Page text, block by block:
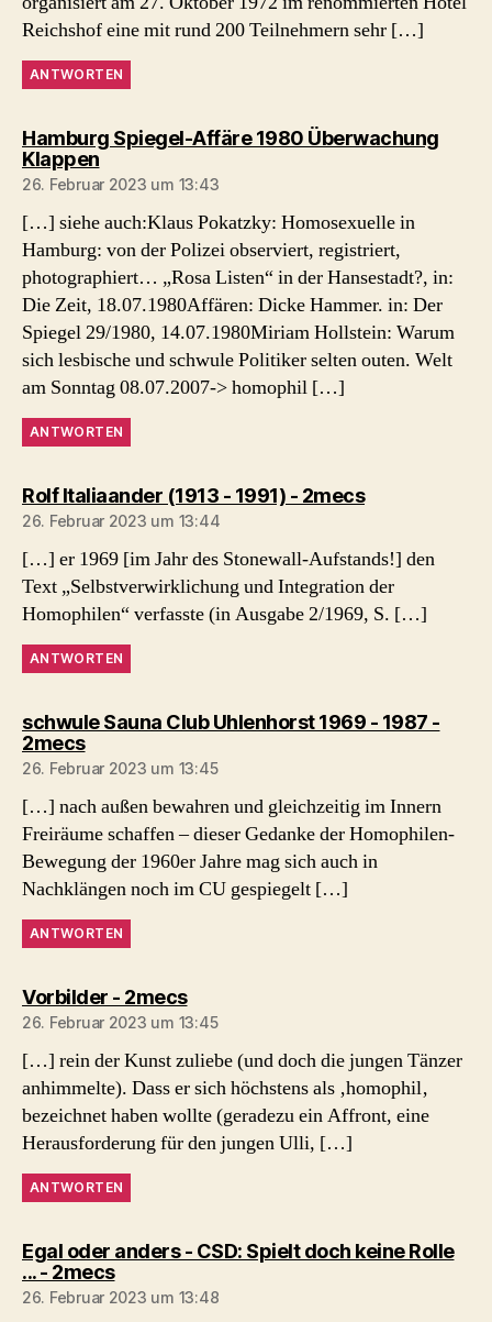
Reichshof eine mit rund 200 Teilnehmern sehr […]
ANTWORTEN
Hamburg Spiegel-Affäre 1980 Überwachung
Klappensagt:
26. Februar 2023 um 13:43
[…] siehe auch:Klaus Pokatzky: Homosexuelle in
Hamburg: von der Polizei observiert, registriert,
photographiert… „Rosa Listen“ in der Hansestadt?, in:
Die Zeit, 18.07.1980Affären: Dicke Hammer. in: Der
Spiegel 29/1980, 14.07.1980Miriam Hollstein: Warum
sich lesbische und schwule Politiker selten outen. Welt
am Sonntag 08.07.2007-> homophil […]
ANTWORTEN
Rolf Italiaander (1913 - 1991) - 2mecssagt:
26. Februar 2023 um 13:44
[…] er 1969 [im Jahr des Stonewall-Aufstands!] den
Text „Selbstverwirklichung und Integration der
Homophilen“ verfasste (in Ausgabe 2/1969, S. […]
ANTWORTEN
schwule Sauna Club Uhlenhorst 1969 - 1987 -
2mecssagt:
26. Februar 2023 um 13:45
[…] nach außen bewahren und gleichzeitig im Innern
Freiräume schaffen – dieser Gedanke der Homophilen-
Bewegung der 1960er Jahre mag sich auch in
Nachklängen noch im CU gespiegelt […]
ANTWORTEN
Vorbilder - 2mecssagt:
26. Februar 2023 um 13:45
[…] rein der Kunst zuliebe (und doch die jungen Tänzer
anhimmelte). Dass er sich höchstens als ‚homophil‚
bezeichnet haben wollte (geradezu ein Affront, eine
Herausforderung für den jungen Ulli, […]
ANTWORTEN
Egal oder anders - CSD: Spielt doch keine Rolle
... - 2mecssagt:
26. Februar 2023 um 13:48